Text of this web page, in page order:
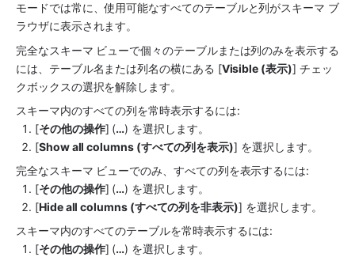
モードでは常に、使用可能なすべてのテーブルと列がスキーマ ブ
ラウザに表示されます。
完全なスキーマ ビューで個々のテーブルまたは列のみを表示する
には、テーブル名または列名の横にある [Visible (表示)] チェッ
クボックスの選択を解除します。
スキーマ内のすべての列を常時表示するには:
[その他の操作] (…) を選択します。
[Show all columns (すべての列を表示)] を選択します。
完全なスキーマ ビューでのみ、すべての列を表示するには:
[その他の操作] (…) を選択します。
[Hide all columns (すべての列を非表示)] を選択します。
スキーマ内のすべてのテーブルを常時表示するには:
[その他の操作] (…) を選択します。